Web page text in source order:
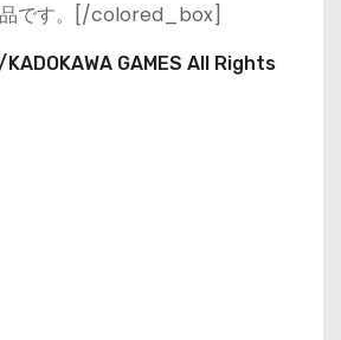
です。[/colored_box]
GAMES All Rights